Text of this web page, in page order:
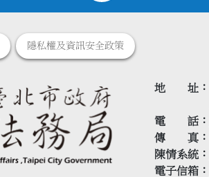
隱私權及資訊安全政策
地 址
電 話
傳 真
陳情系統
電子信箱